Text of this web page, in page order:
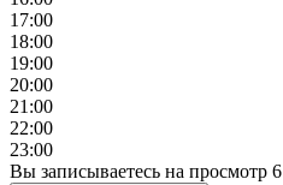
17:00
18:00
19:00
20:00
21:00
22:00
23:00
Вы записываетесь на просмотр 6